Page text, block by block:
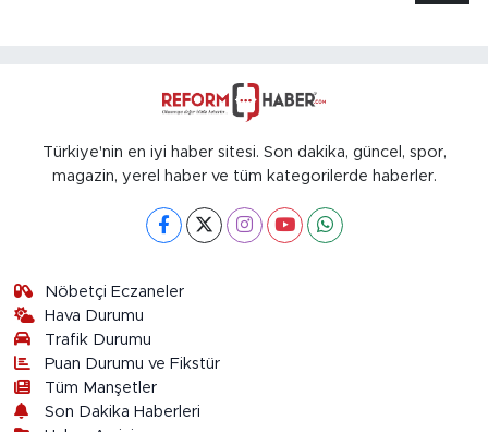
Türkiye'nin en iyi haber sitesi. Son dakika, güncel, spor,
magazin, yerel haber ve tüm kategorilerde haberler.
Nöbetçi Eczaneler
Hava Durumu
Trafik Durumu
Puan Durumu ve Fikstür
Tüm Manşetler
Son Dakika Haberleri